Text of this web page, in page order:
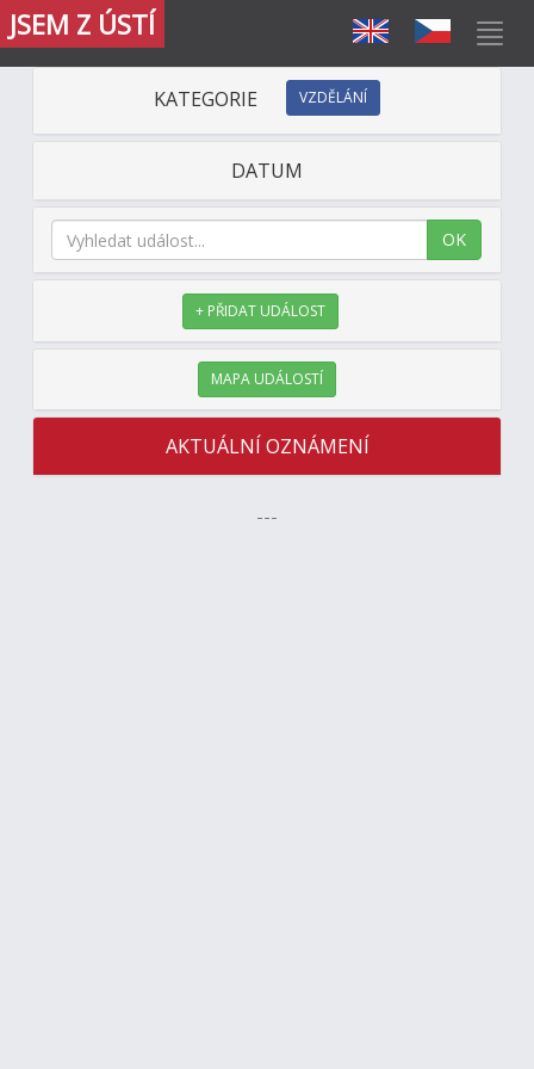
JSEM Z ÚSTÍ
KATEGORIE VZDĚLÁNÍ
DATUM
OK
+ PŘIDAT UDÁLOST
MAPA UDÁLOSTÍ
AKTUÁLNÍ OZNÁMENÍ
---